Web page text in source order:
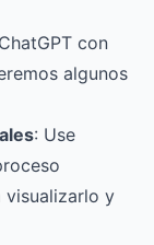
con
algunos
: Use
visualizarlo y